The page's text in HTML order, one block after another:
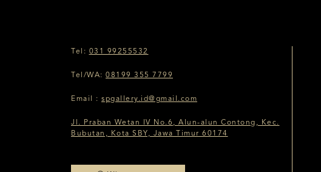
Tel: 031 99255532
Tel/WA: 08199 355 7799
Email : spgallery.id@gmail.com
Jl. Praban Wetan IV No.6, Alun-alun Contong, Kec.
Bubutan, Kota SBY, Jawa Timur 60174